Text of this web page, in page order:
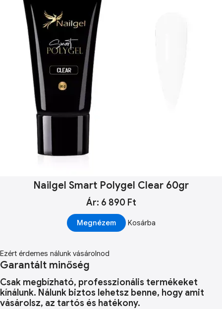
Nailgel Smart Polygel Clear 60gr
Ár: 6 890 Ft
Megnézem Kosárba
Ezért érdemes nálunk vásárolnod
Garantált minőség
Csak megbízható, professzionális termékeket
kínálunk. Nálunk biztos lehetsz benne, hogy amit
vásárolsz, az tartós és hatékony.